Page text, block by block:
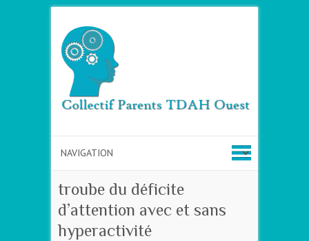
troube du déficite
d’attention avec et sans
hyperactivité